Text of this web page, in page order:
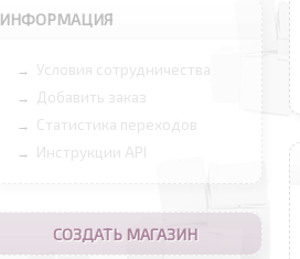
ИНФОРМАЦИЯ
→ Условия сотрудничества
→ Добавить заказ
→ Статистика переходов
→ Инструкции API
СОЗДАТЬ МАГАЗИН